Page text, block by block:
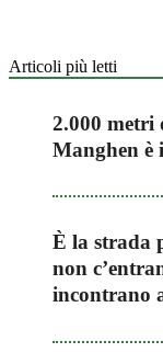
Articoli più letti
2.000 metri
Manghen è
È la strada
non
incontrano